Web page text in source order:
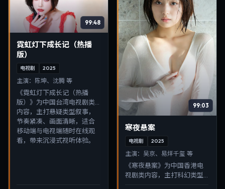
99:48
霓虹灯下成长记（热播
版）
电视剧 2025
主演： 陈坤、沈腾 等
《霓虹灯下成长记（热播
版）》为中国台湾电视剧类
内容，主打悬疑类型叙事，
节奏紧凑、画面清晰，适合
移动端与电视端随时在线观
看，带来沉浸式视听体验。
99:03
寒夜悬案
电视剧 2025
主演： 吴京、易烊千玺 等
《寒夜悬案》为中国香港电
视剧类内容，主打科幻类型